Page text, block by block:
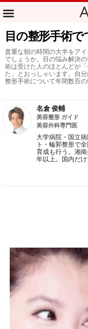
目の整形手術
貴重な朝の時間の大半をア
でしょうか。目の悩み解決
術は受けた人のほとんどが
た」とおっしゃいます。自
整形手術について年間数百
名倉 俊輔
美容整形 ガイド
美容外科専門医
大学病院・国立
ト・輪郭整形で
育成も行う。湘
年以上。国内だけ